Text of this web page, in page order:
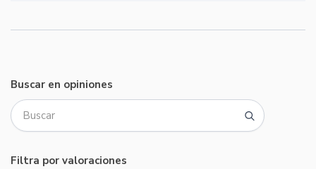
Buscar en opiniones
Filtra por valoraciones